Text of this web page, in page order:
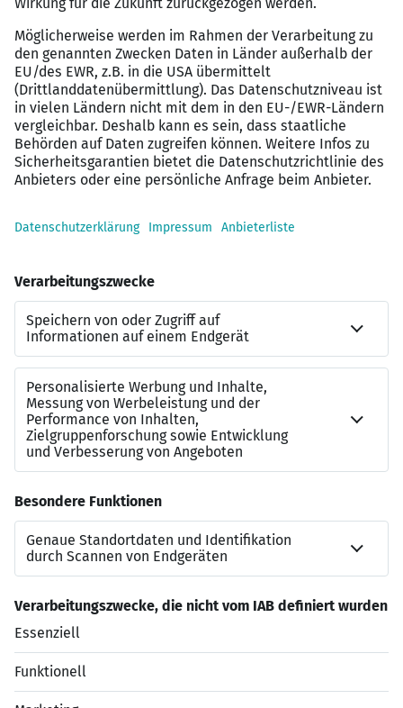
Perspektiven
Gleitzeit (6-9 Uhr)
Homeoffice anteilig möglich
Parkplätze vorhanden
Mitarbeiterparkplätze
Interessiert?
Der Masterplan für Ihre Karriere: Wir finden genau den
Job, der zu Ihnen passt. Jetzt auf “Direkt bewerben”
klicken!
Kontakt zu uns
Frau Jiyan Celil
karriere.essen-finance@dis-ag.com
+49 201 82191 14